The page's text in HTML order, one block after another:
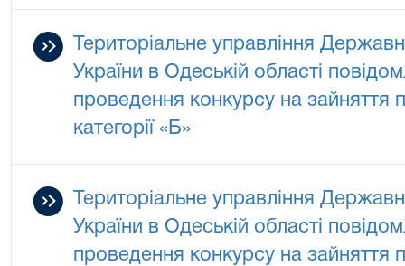
Територіальне управління
України в Одеській області
проведення конкурсу на зайняття
категорії «Б»
Територіальне управління
України в Одеській області
проведення конкурсу на зайняття